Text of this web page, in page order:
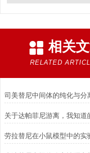
相关
RELATED
司美替尼中间体的纯化与分
劳拉替尼在小鼠模型中的实